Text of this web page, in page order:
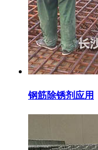
钢筋除锈剂应用